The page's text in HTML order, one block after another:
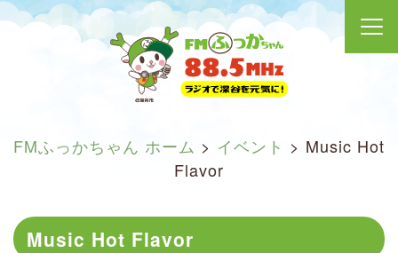
FMふっかちゃん ホーム > イベント > Music Hot
Flavor
Music Hot Flavor